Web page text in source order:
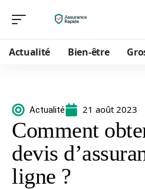
Actualité Bien-être
Actualité 21 août 2023
Comment
devis
ligne ?